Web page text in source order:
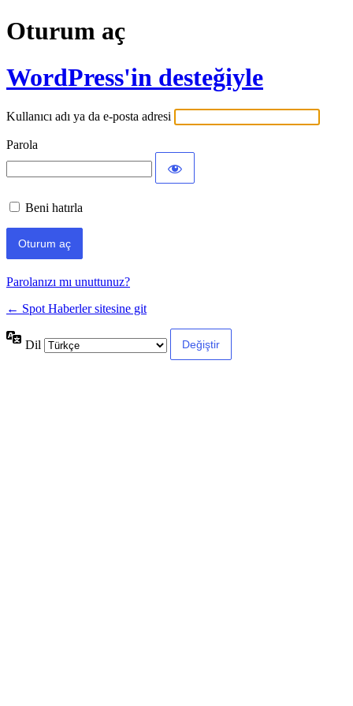
Oturum aç
WordPress'in desteğiyle
Kullanıcı adı ya da e-posta adresi
Parola
Beni hatırla
Parolanızı mı unuttunuz?
← Spot Haberler sitesine git
Dil